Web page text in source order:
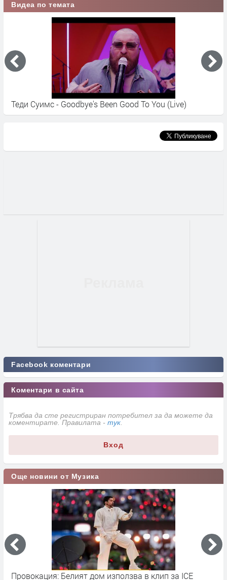
Видеа по темата
Теди Суимс - Goodbye's Been Good To You (Live)
Facebook коментари
Коментари в сайта
Трябва да сте регистриран потребител за да можете да
коментирате. Правилата - тук.
Вход
Още новини от Музика
Провокация: Белият дом използва в клип за ICE